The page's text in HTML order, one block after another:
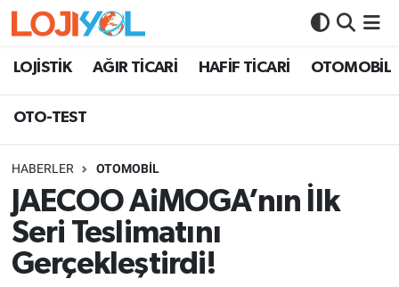
LOJİSTİK AĞIR TİCARİ HAFİF TİCARİ OTOMOBİL
OTO-TEST
HABERLER OTOMOBİL
JAECOO AiMOGA’nın İlk
Seri Teslimatını
Gerçekleştirdi!
OTO-TEST